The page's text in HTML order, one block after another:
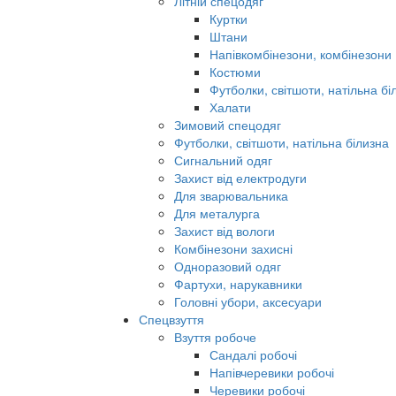
Куртки
Штани
Напівкомбінезони, комбінезони
Костюми
Футболки, світшоти, натільна
Халати
Зимовий спецодяг
Футболки, світшоти, натільна білизна
Сигнальний одяг
Захист від електродуги
Для зварювальника
Для металурга
Захист від вологи
Комбінезони захисні
Одноразовий одяг
Фартухи, нарукавники
Головні убори, аксесуари
Спецвзуття
Взуття робоче
Сандалі робочі
Напівчеревики робочі
Черевики робочі